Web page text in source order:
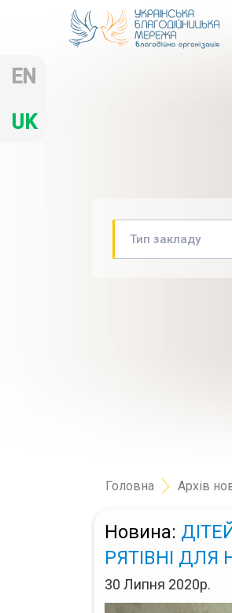
Тип закладу
Головна Архів
Новина:
РЯТІВНІ
30 Липня 2020р.
EN
UK